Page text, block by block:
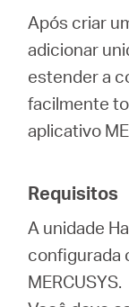
Portuguese
Após criar
adicionar
estender a
facilmente
aplicativo
Requisitos
A unidade
configurada
MERCUSYS.